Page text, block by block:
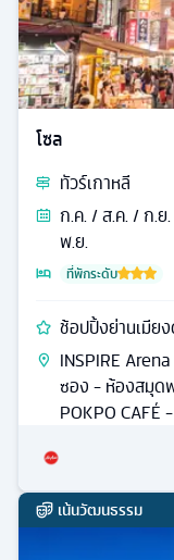
โซล
ทัวร์เกาหลี
ก.ค. / ส.ค. / ก.ย
พ.ย.
ที่พักระดับ
ช้อปปิ้งย่านเมีย
INSPIRE
ซอง - ห้องสมุด
POKPO CAFÉ
เน้นวัฒนธรรม